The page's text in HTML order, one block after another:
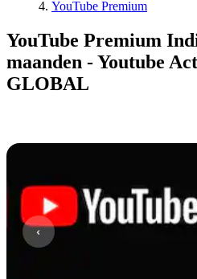
YouTube Premium
YouTube Premium
maanden - Youtube
GLOBAL